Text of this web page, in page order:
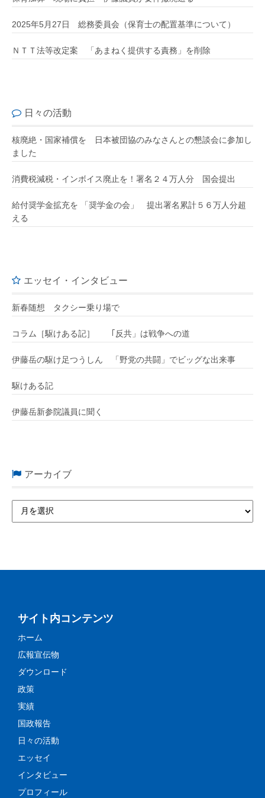
2025年5月27日 総務委員会（保育士の配置基準について）
ＮＴＴ法等改定案 「あまねく提供する責務」を削除
日々の活動
核廃絶・国家補償を 日本被団協のみなさんとの懇談会に参加し
ました
消費税減税・インボイス廃止を！署名２４万人分 国会提出
給付奨学金拡充を 「奨学金の会」 提出署名累計５６万人分超
える
エッセイ・インタビュー
新春随想 タクシー乗り場で
コラム［駆けある記］ ｢反共」は戦争への道
伊藤岳の駆け足つうしん 「野党の共闘」でビッグな出来事
駆けある記
伊藤岳新参院議員に聞く
アーカイブ
サイト内コンテンツ
ホーム
広報宣伝物
ダウンロード
政策
実績
国政報告
日々の活動
エッセイ
インタビュー
プロフィール